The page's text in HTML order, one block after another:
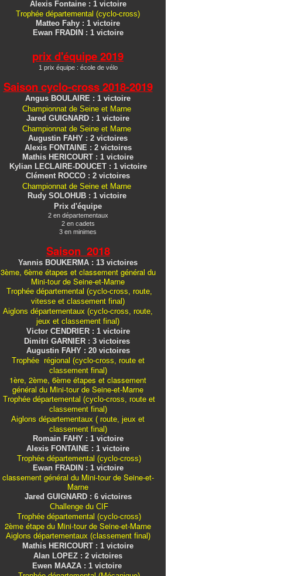
Alexis Fontaine : 1 victoire
Trophée départemental (cyclo-cross)
Matteo Fahy : 1 victoire
Ewan FRADIN : 1 victoire
prix d'équipe 2019
1 prix équipe : école de vélo
Saison cyclo-cross2018-2019
Angus BOULAIRE : 1 victoire
Championnat de Seine et Marne
Jared GUIGNARD : 1 victoire
Championnat de Seine et Marne
Augustin FAHY : 2 victoires
Alexis FONTAINE : 2 victoires
Mathis HERICOURT : 1 victoire
Kylian LECLAIRE-DOUCET : 1 victoire
Clément ROCCO : 2 victoires
Championnat de Seine et Marne
Rudy SOLOHUB : 1 victoire
Prix d'équipe
2 en départementaux
2 en cadets
3 en minimes
Saison 2018
Yannis BOUKERMA : 13 victoires
3ème, 6ème étapes et classement général du
Mini-tour de Seine-et-Marne
Trophée départemental (cyclo-cross, route,
vitesse et classement final)
Aiglons départementaux (cyclo-cross, route,
jeux et classement final)
Victor CENDRIER : 1 victoire
Dimitri GARNIER : 3 victoires
Augustin FAHY : 20 victoires
Trophée régional (cyclo-cross, route et
classement final)
1ère, 2ème, 6ème étapes et classement
général du Mini-tour de Seine-et-Marne
Trophée départemental (cyclo-cross, route et
classement final)
Aiglons départementaux ( route, jeux et
classement final)
Romain FAHY : 1 victoire
Alexis FONTAINE : 1 victoire
Trophée départemental (cyclo-cross)
Ewan FRADIN : 1 victoire
classement général du Mini-tour de Seine-et-
Marne
Jared GUIGNARD : 6 victoires
Challenge du CIF
Trophée départemental (cyclo-cross)
2ème étape du Mini-tour de Seine-et-Marne
Aiglons départementaux (classement final)
Mathis HERICOURT : 1 victoire
Alan LOPEZ : 2 victoires
Ewen MAAZA : 1 victoire